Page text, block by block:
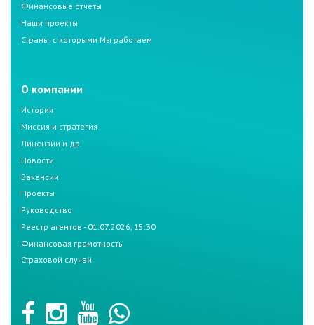
Финансовые отчеты
Наши проекты
Страны, с которыми Мы работаем
О компании
История
Миссия и стратегия
Лицензии и др.
Новости
Вакансии
Проекты
Руководство
Реестр агентов - 01.07.2026, 15:30
Финансовая грамотность
Страховой случай